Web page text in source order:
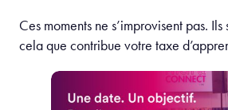
Ces moments ne s’improvisent pas.
cela que contribue votre taxe